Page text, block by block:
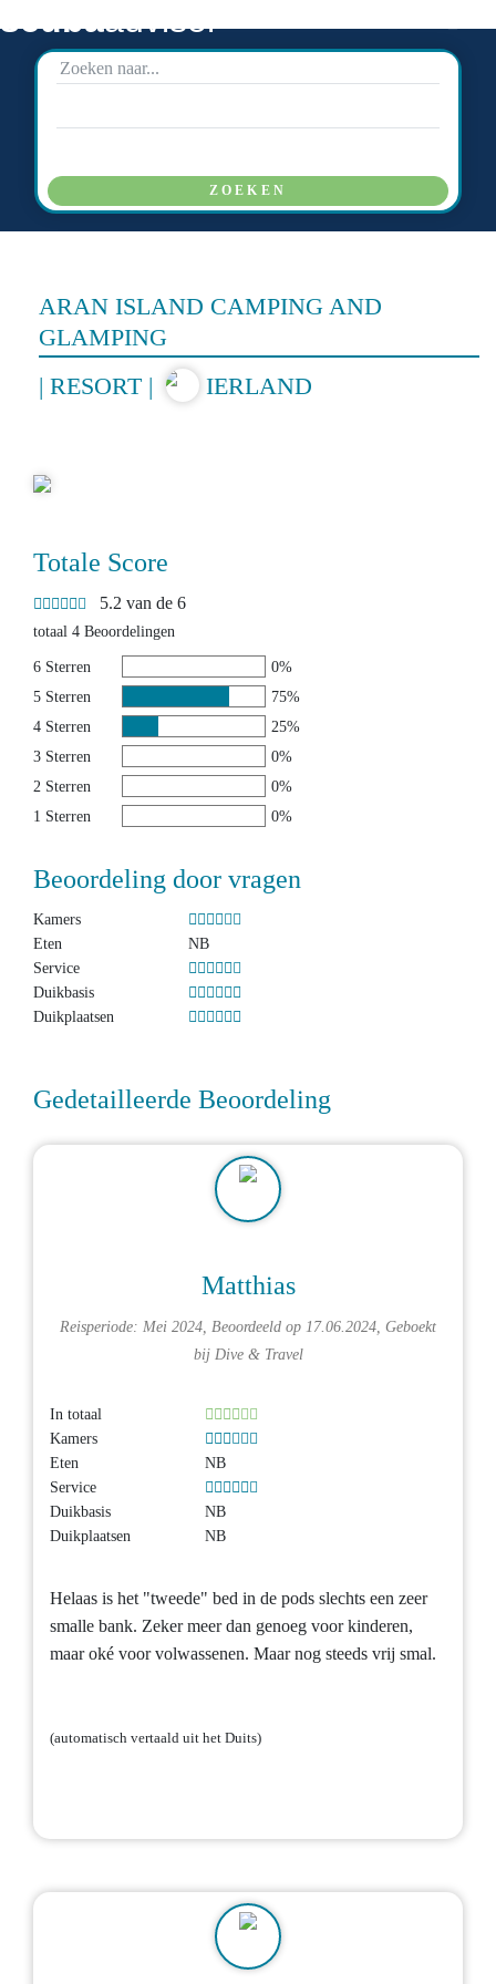
scubaadvisor
ZOEKEN
ARAN ISLAND CAMPING AND
GLAMPING
| RESORT | IERLAND
Totale Score
5.2 van de 6
totaal 4 Beoordelingen
6 Sterren
0%
5 Sterren
75%
4 Sterren
25%
3 Sterren
0%
2 Sterren
0%
1 Sterren
0%
Beoordeling door vragen
Kamers
Eten
NB
Service
Duikbasis
Duikplaatsen
Gedetailleerde Beoordeling
Matthias
Reisperiode: Mei 2024, Beoordeeld op 17.06.2024, Geboekt
bij Dive & Travel
In totaal
Kamers
Eten
NB
Service
Duikbasis
NB
Duikplaatsen
NB
Helaas is het "tweede" bed in de pods slechts een zeer
smalle bank. Zeker meer dan genoeg voor kinderen,
maar oké voor volwassenen. Maar nog steeds vrij smal.
(automatisch vertaald uit het Duits)